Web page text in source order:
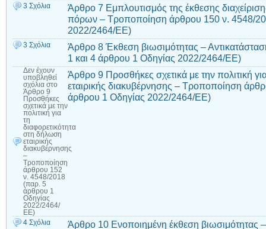
3 Σχόλια
Άρθρο 7 Εμπλουτισμός της έκθεσης
πόρων – Τροποποίηση άρθρου 150 ν. 4548/
2022/2464/ΕΕ)
3 Σχόλια
Άρθρο 8 Έκθεση βιωσιμότητας –
1 και 4 άρθρου 1 Οδηγίας 2022/2464/ΕΕ)
Δεν έχουν
υποβληθεί
σχόλια στο
Άρθρο 9
Προσθήκες
σχετικά με την
πολιτική για
τη
διαφορετικότητα
στη δήλωση
εταιρικής
διακυβέρνησης
–
Τροποποίηση
άρθρου 152
ν. 4548/2018
(παρ. 5
άρθρου 1
Οδηγίας
2022/2464/
ΕΕ)
Άρθρο 9 Προσθήκες σχετικά με την πολιτική
εταιρικής διακυβέρνησης – Τροποποίηση
άρθρου 1 Οδηγίας 2022/2464/ΕΕ)
4 Σχόλια
Άρθρο 10 Ενοποιημένη έκθεση βιωσιμότητας